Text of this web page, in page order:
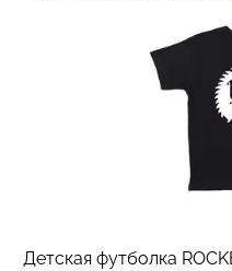
Детская футболка